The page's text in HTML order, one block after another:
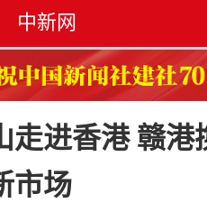
中新网
走进香港 赣港
市场